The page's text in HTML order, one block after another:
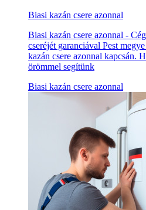
Biasi kazán csere azonnal
Biasi kazán csere azonnal -
cseréjét garanciával Pest
kazán csere azonnal kapcsán.
örömmel segítünk
Biasi kazán csere azonnal